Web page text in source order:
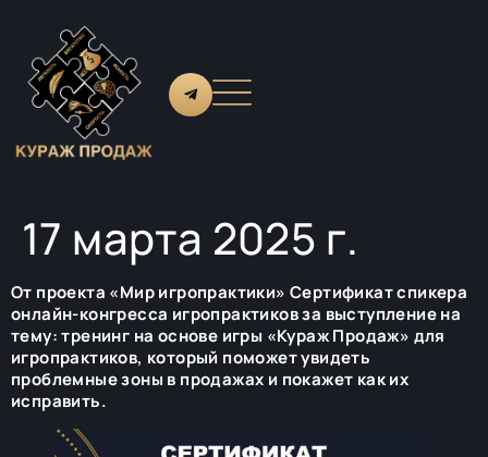
17 марта 2025 г.
От проекта «Мир игропрактики» Сертификат спикера
онлайн-конгресса игропрактиков за выступление на
тему: тренинг на основе игры «Кураж Продаж» для
игропрактиков, который поможет увидеть
проблемные зоны в продажах и покажет как их
исправить.